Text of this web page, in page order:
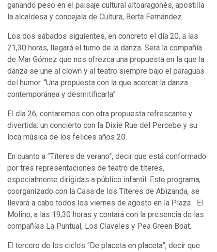
ganando peso en el paisaje cultural altoaragonés, apostilla
la alcaldesa y concejala de Cultura, Berta Fernández.
Los dos sábados siguientes, en concreto el día 20, a las
21,30 horas, llegará el turno de la danza. Será la compañía
de Mar Gómez que nos ofrezca una propuesta en la que la
danza se une al clown y al teatro siempre bajo el paraguas
del humor. “Una propuesta con la que acercar la danza
contemporánea y desmitificarla”
El día 26, contaremos con otra propuesta refrescante y
divertida: un concierto con la Dixie Rue del Percebe y su
loca música de los felices años 20.
En cuanto a “Títeres de verano”, decir que está conformado
por tres representaciones de teatro de títeres,
especialmente dirigidas a público infantil. Este programa,
coorganizado con la Casa de los Títeres de Abizanda, se
llevará a cabo todos los viernes de agosto en la Plaza El
Molino, a las 19,30 horas y contará con la presencia de las
compañías La Puntual, Los Claveles y Pea Green Boat.
El tercero de los ciclos “De placeta en placeta”, decir que